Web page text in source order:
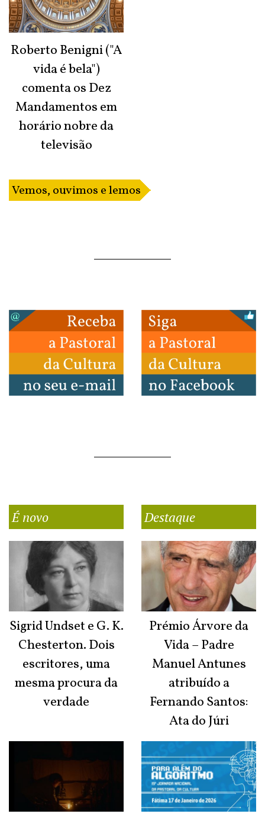
Roberto Benigni ("A
vida é bela")
comenta os Dez
Mandamentos em
horário nobre da
televisão
Vemos, ouvimos e lemos
É novo
Sigrid Undset e G. K.
Chesterton. Dois
escritores, uma
mesma procura da
verdade
Destaque
Prémio Árvore da
Vida – Padre
Manuel Antunes
atribuído a
Fernando Santos:
Ata do Júri